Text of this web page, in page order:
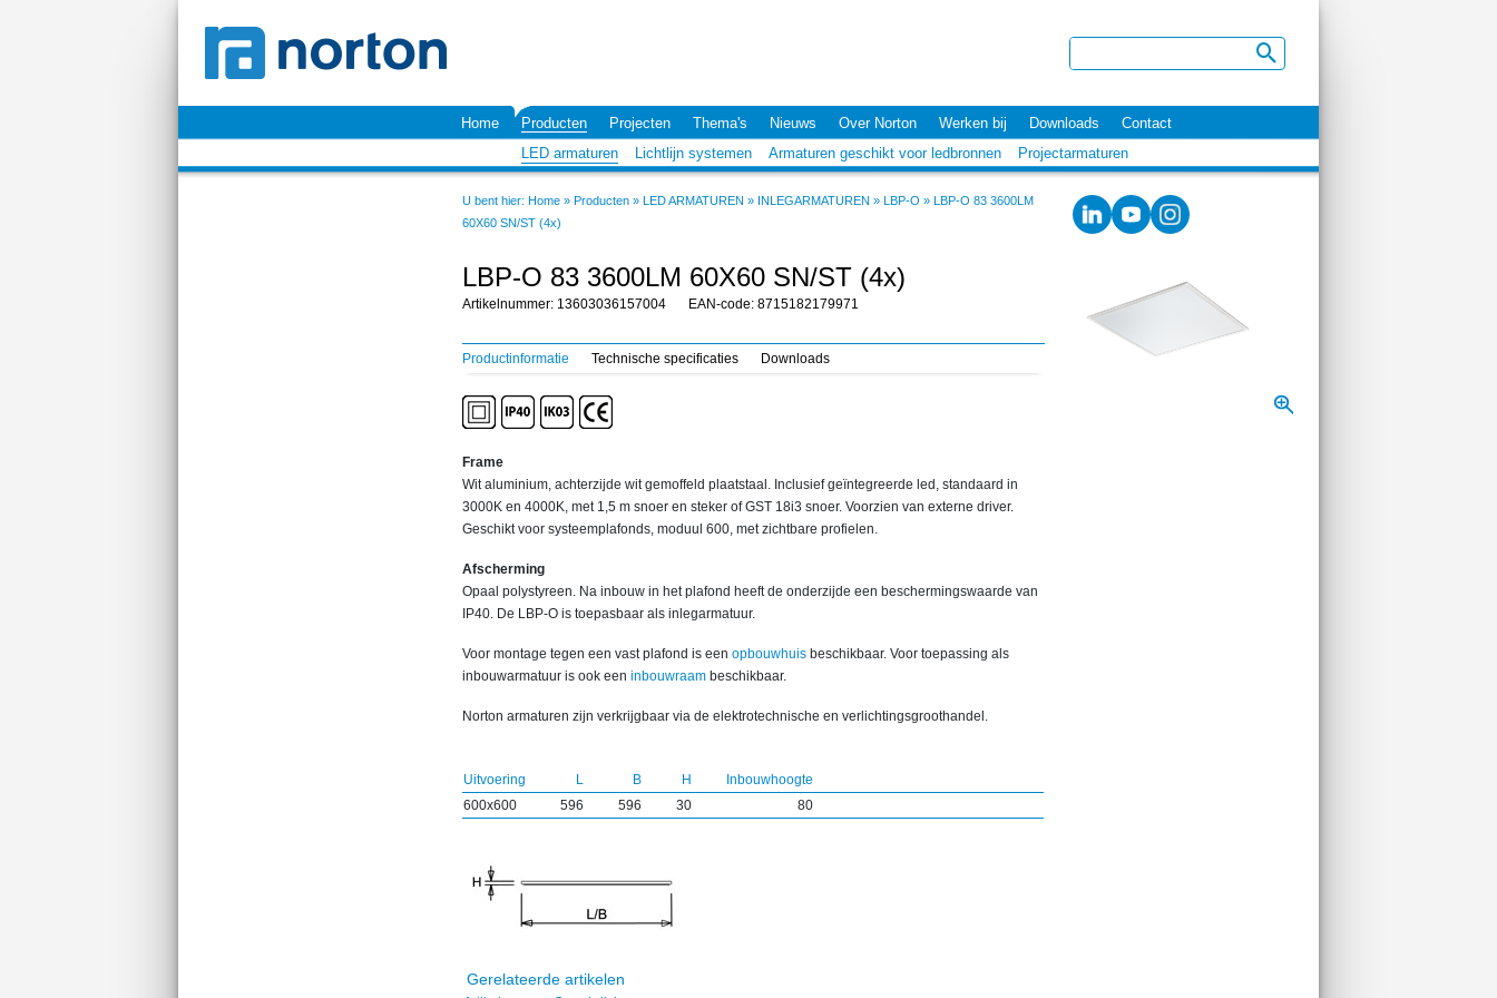
Home Producten Projecten Thema's Nieuws Over Norton Werken bij Downloads
Contact
LED armaturen
Lichtlijn systemen Armaturen geschikt voor ledbronnen Projectarmaturen
U bent hier: Home » Producten » LED ARMATUREN » INLEGARMATUREN » LBP-O » LBP-O 83 3600LM
60X60 SN/ST (4x)
LBP-O 83 3600LM 60X60 SN/ST (4x)
Artikelnummer: 13603036157004 EAN-code: 8715182179971
Productinformatie Technische specificaties Downloads
Frame
Wit aluminium, achterzijde wit gemoffeld plaatstaal. Inclusief geïntegreerde led, standaard in
3000K en 4000K, met 1,5 m snoer en steker of GST 18i3 snoer. Voorzien van externe driver.
Geschikt voor systeemplafonds, moduul 600, met zichtbare profielen.
Afscherming
Opaal polystyreen. Na inbouw in het plafond heeft de onderzijde een beschermingswaarde van
IP40. De LBP-O is toepasbaar als inlegarmatuur.
Voor montage tegen een vast plafond is een opbouwhuis beschikbaar. Voor toepassing als
inbouwarmatuur is ook een inbouwraam beschikbaar.
Norton armaturen zijn verkrijgbaar via de elektrotechnische en verlichtingsgroothandel.
Uitvoering L B H
Inbouwhoogte
600x600
596 596 30 80
Gerelateerde artikelen